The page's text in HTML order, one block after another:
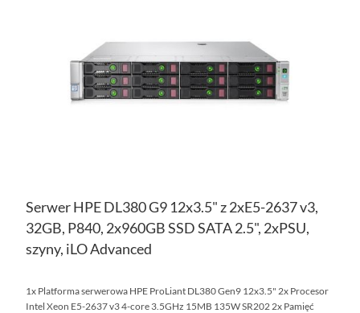
Serwer HPE DL380 G9 12x3.5" z 2xE5-2637 v3,
32GB, P840, 2x960GB SSD SATA 2.5", 2xPSU,
szyny, iLO Advanced
1x Platforma serwerowa HPE ProLiant DL380 Gen9 12x3.5" 2x Procesor
Intel Xeon E5-2637 v3 4-core 3.5GHz 15MB 135W SR202 2x Pamięć